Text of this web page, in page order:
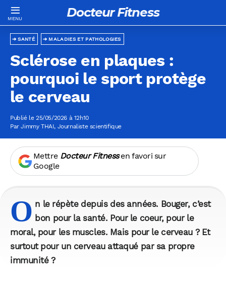
Docteur Fitness
MALADIES ET PATHOLOGIES
SANTÉ
Sclérose en plaques :
pourquoi le sport protège
le cerveau
Publié le 25/05/2026 à 12h10
ParJimmy THAI, Journaliste scientifique
Mettre Docteur Fitnessen favori sur
Google
O n le répète depuis des années. Bouger, c’est
bon pour la santé. Pour le coeur, pour le
moral, pour les muscles. Mais pour le cerveau ? Et
surtout pour un cerveau attaqué par sa propre
immunité ?